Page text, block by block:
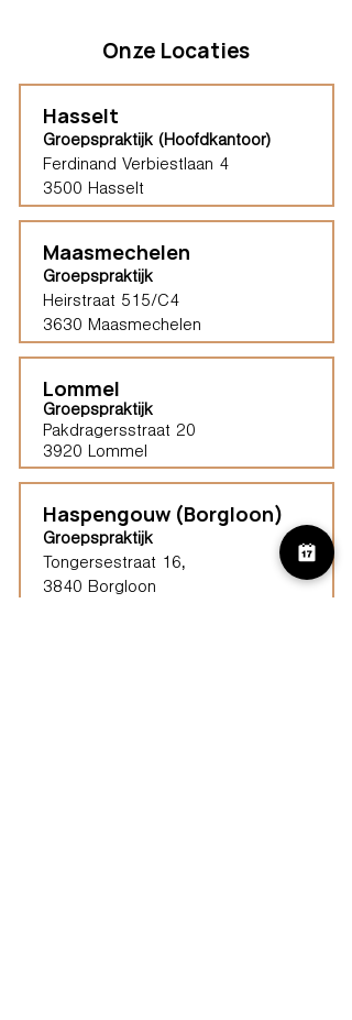
Onze Locaties
Hasselt
Groepspraktijk (Hoofdkantoor)
Ferdinand Verbiestlaan 4
3500 Hasselt
Maasmechelen
Groepspraktijk
Heirstraat 515/C4
3630 Maasmechelen​
Lommel
Groepspraktijk
Pakdragersstraat 20
3920 Lommel
Haspengouw (Borgloon)
Groepspraktijk
Tongersestraat 16,
3840 Borgloon